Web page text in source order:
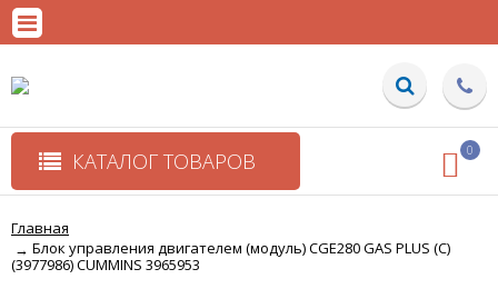
КАТАЛОГ ТОВАРОВ 0
Главная
→ Блок управления двигателем (модуль) CGE280 GAS PLUS (C)
(3977986) CUMMINS 3965953